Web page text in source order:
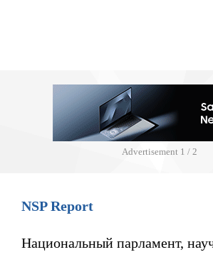
Advertisement 1 / 2
NSP Report
Национальный парламент,